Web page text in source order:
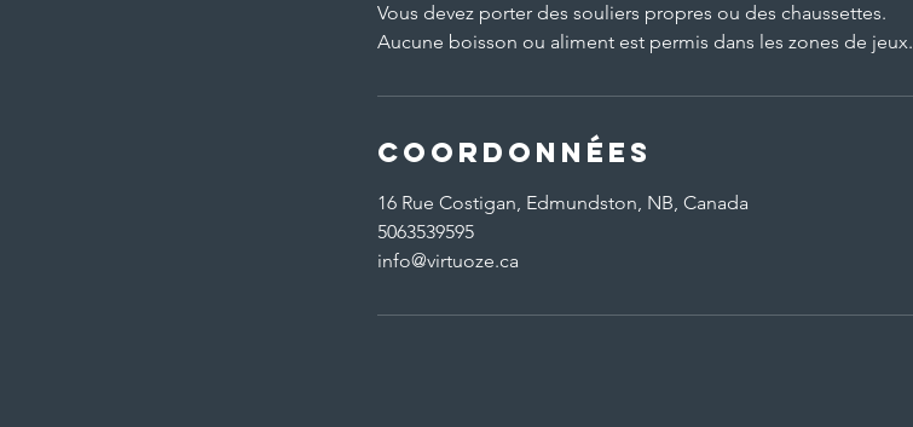
Vous devez porter des souliers propres ou des chaussettes.
Aucune boisson ou aliment est permis dans les zones de jeux.
Coordonnées
16 Rue Costigan, Edmundston, NB, Canada
5063539595
info@virtuoze.ca